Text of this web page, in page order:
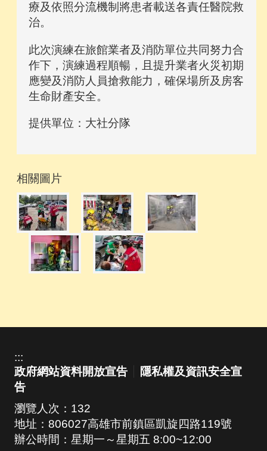
療及依照分流機制將患者載送各責任醫院救
治。
此次演練在旅館業者及消防單位共同努力合
作下，演練過程順暢，且提升業者火災初期
應變及消防人員搶救能力，確保場所及房客
生命財產安全。
提供單位：大社分隊
相關圖片
:::
政府網站資料開放宣告
隱私權及資訊安全宣
告
瀏覽人次： 132
地址：806027高雄市前鎮區凱旋四路119號
辦公時間：星期一～星期五 8:00~12:00